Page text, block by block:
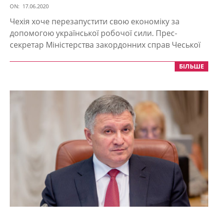
2020-
06-
ON: 17.06.2020
Чехія хоче перезапустити свою економіку за
допомогою української робочої сили. Прес-
секретар Міністерства закордонних справ Чеської
БІЛЬШЕ